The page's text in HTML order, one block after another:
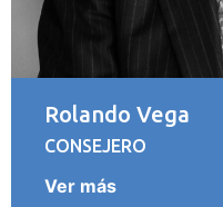
Rolando Vega
CONSEJERO
Ver más